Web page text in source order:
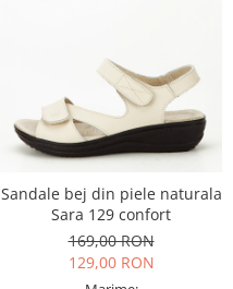
Sandale bej din piele naturala
Sara 129 confort
169,00 RON
129,00 RON